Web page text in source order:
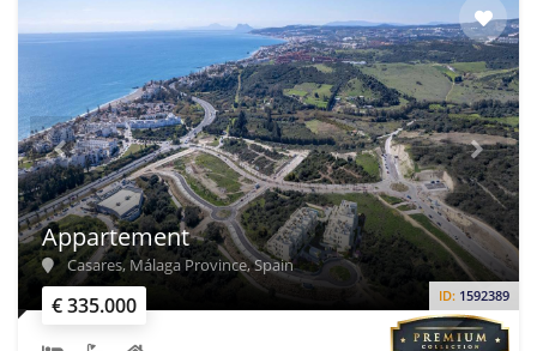
€ 335.000 ID: 1592389
Appartement
Casares, Málaga Province, Spain